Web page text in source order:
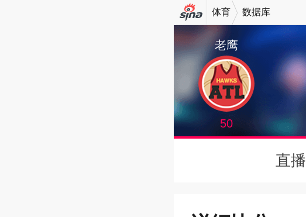
机新浪
网
体育 数据库
老鹰
50
直播